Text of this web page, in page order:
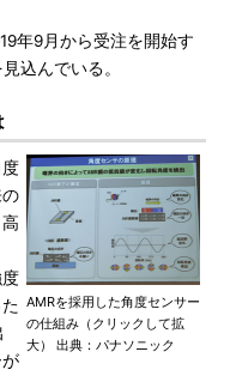
年9月から受注を開始す
込んでいる。
AMRを採用した角度センサー
の仕組み（クリックして拡
大） 出典：パナソニック